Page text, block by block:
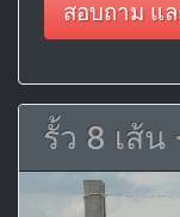
สอบถาม แ
รั้ว 8 เส้